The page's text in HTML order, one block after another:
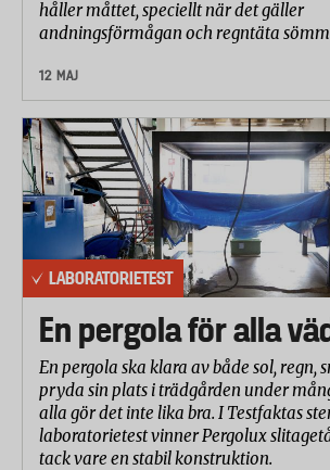
håller måttet, speciellt när det gäller
andningsförmågan och regntäta
12 MAJ
LABORATORIETEST
En pergola för alla
En pergola ska klara av både sol, regn,
pryda sin plats i trädgården under
alla gör det inte lika bra. I Testfaktas
laboratorietest vinner Pergolux
tack vare en stabil konstruktion.